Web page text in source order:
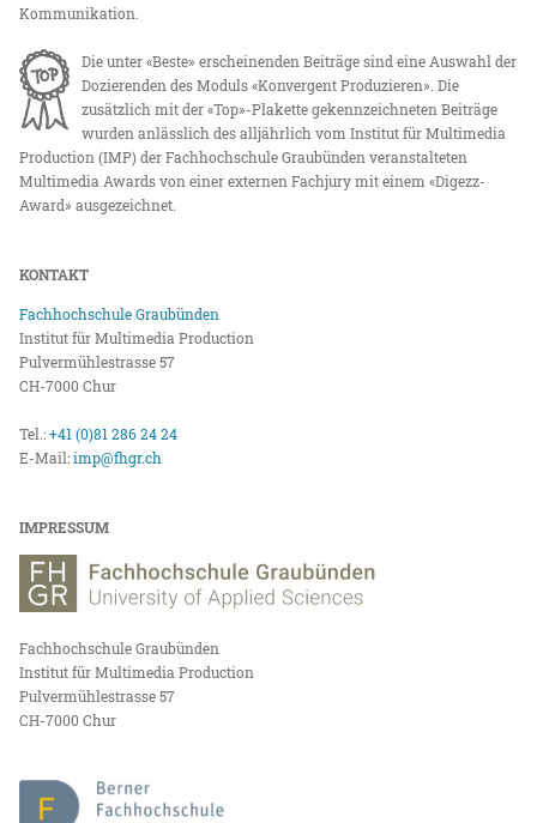
Kommunikation.
Die unter «Beste» erscheinenden Beiträge sind eine Auswahl der
Dozierenden des Moduls «Konvergent Produzieren». Die
zusätzlich mit der «Top»-Plakette gekennzeichneten Beiträge
wurden anlässlich des alljährlich vom Institut für Multimedia
Production (IMP) der Fachhochschule Graubünden veranstalteten
Multimedia Awards von einer externen Fachjury mit einem «Digezz-
Award» ausgezeichnet.
KONTAKT
Fachhochschule Graubünden
Institut für Multimedia Production
Pulvermühlestrasse 57
CH-7000 Chur
Tel.:+41 (0)81 286 24 24
E-Mail:imp@fhgr.ch
IMPRESSUM
Fachhochschule Graubünden
Institut für Multimedia Production
Pulvermühlestrasse 57
CH-7000 Chur